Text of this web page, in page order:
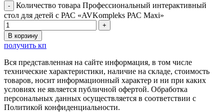
Количество товара Профессиональный интерактивный
стол для детей с РАС «AVKompleks РАС Maxi»
В корзину
получить кп
Вся представленная на сайте информация, в том числе
технические характеристики, наличие на складе, стоимость
товаров, носит информационный характер и ни при каких
условиях не является публичной офертой. Обработка
персональных данных осуществляется в соответствии с
Политикой конфиденциальности.